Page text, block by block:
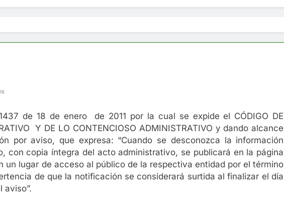
de 18 de enero de 2011 por la cual se expide el CÓDIGO DE
Y DE LO CONTENCIOSO ADMINISTRATIVO y dando alcance
por aviso, que expresa: “Cuando se desconozca la información
con copia íntegra del acto administrativo, se publicará en la página
un lugar de acceso al público de la respectiva entidad por el término
de que la notificación se considerará surtida al finalizar el día
aviso”.